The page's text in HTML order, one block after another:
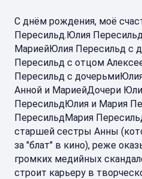
С днём рождения, моё
Пересильд.Юлия
МариейЮлия Пересильд с
Пересильд с отцом
Пересильд с
Анной и МариейДочери
ПересильдЮлия и Мария
ПересильдМария
старшей сестры Анны
за "блат" в кино), реже
громких медийных
строит карьеру в